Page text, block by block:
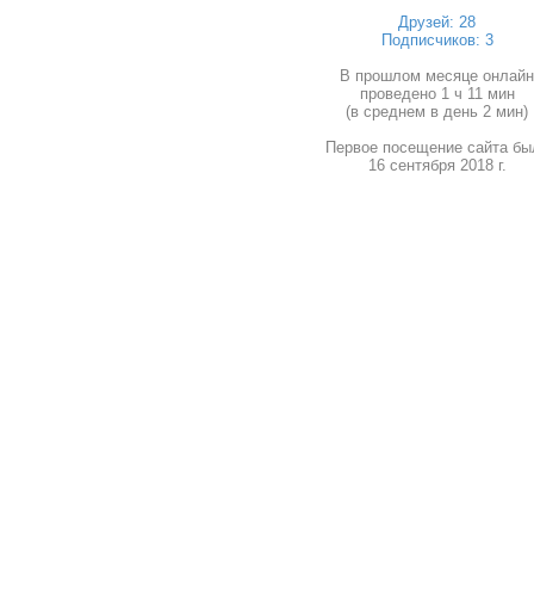
Друзей: 28
Подписчиков: 3
В прошлом месяце онлайн
проведено 1 ч 11 мин
(в среднем в день 2 мин)
Первое посещение сайта
16 сентября 2018 г.